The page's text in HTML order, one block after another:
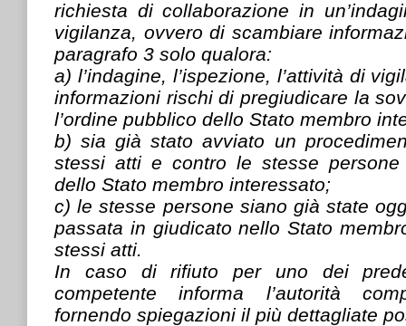
richiesta di collaborazione in
vigilanza, ovvero di scambiare
paragrafo 3 solo qualora:
a) l’indagine, l’ispezione, l’attività di
informazioni rischi di pregiudicare la
l’ordine pubblico dello Stato membro
b) sia già stato avviato un
stessi atti e contro le stesse
dello Stato membro interessato;
c) le stesse persone siano già state
passata in giudicato nello Stato
stessi atti.
In caso di rifiuto per uno dei
competente informa l’autorità
fornendo spiegazioni il più dettagliate